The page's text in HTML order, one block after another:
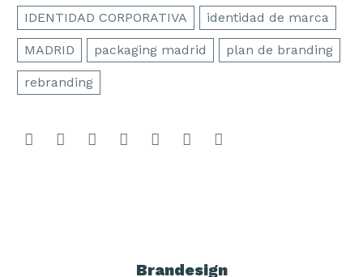
IDENTIDAD CORPORATIVA identidad de marca
MADRID packaging madrid plan de branding
rebranding
Brandesign